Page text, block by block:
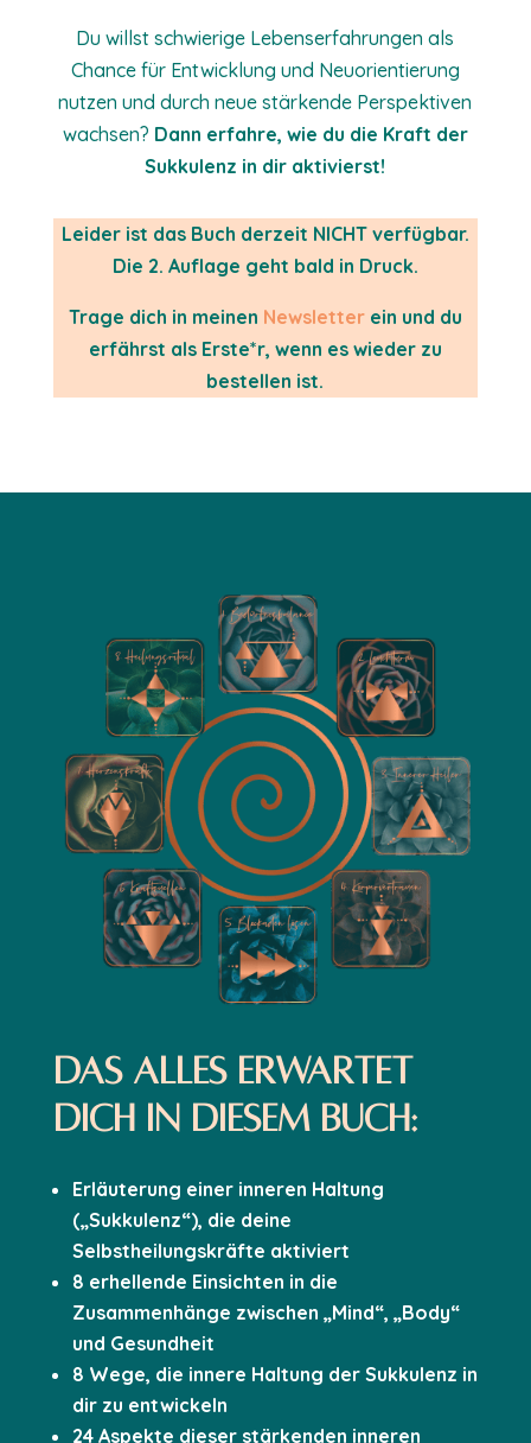
Du willst schwierige Lebenserfahrungen als
Chance für Entwicklung und Neuorientierung
nutzen und durch neue stärkende Perspektiven
wachsen? Dann erfahre, wie du die Kraft der
Sukkulenz in dir aktivierst!
Leider ist das Buch derzeit NICHT verfügbar.
Die 2. Auflage geht bald in Druck.
Trage dich in meinen Newsletterein und du
erfährst als Erste*r, wenn es wieder zu
bestellen ist.
Das Alles erwartet
dich in diesem Buch:
Erläuterung einer inneren Haltung
(„Sukkulenz“), die deine
Selbstheilungskräfte aktiviert
8 erhellende Einsichten in die
Zusammenhänge zwischen „Mind“, „Body“
und Gesundheit
8 Wege, die innere Haltung der Sukkulenz in
dir zu entwickeln
24 Aspekte dieser stärkenden inneren